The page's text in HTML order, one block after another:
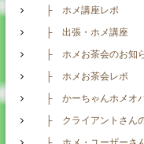
├ ホメ講座レポ
├ 出張・ホメ講座
├ ホメお茶会のお知
├ ホメお茶会レポ
├ かーちゃんホメオ
├ クライアントさん